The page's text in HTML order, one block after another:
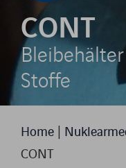
CONT
Stoffe
Home |
CONT